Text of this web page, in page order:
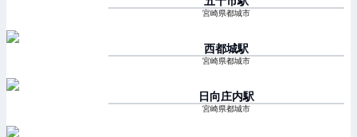
宮崎県都城市
西都城駅
宮崎県都城市
日向庄内駅
宮崎県都城市